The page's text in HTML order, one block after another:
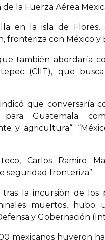
la Fuerza Aérea
en la isla de
fronteriza con México y
también abordaría
(CIIT), que
que conversaría
Guatemala
y agricultura“.
Carlos Ramiro
seguridad fronteriza”.
la incursión de los
muertos, hubo
y Gobernación
mexicanos huyeron